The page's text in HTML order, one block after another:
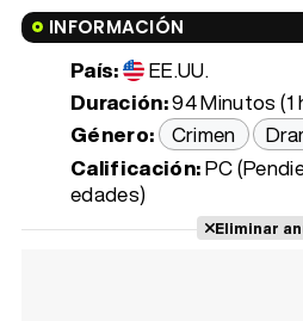
INFORMACIÓN
País:
EE.UU.
Duración:94 Minutos (1
Género: Crimen
Calificación:PC
edades)
Eliminar